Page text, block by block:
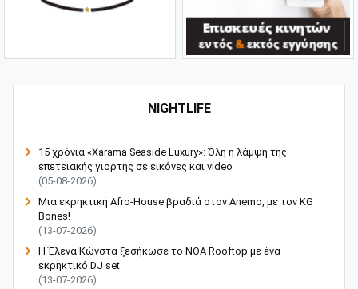
NIGHTLIFE
15 χρόνια «Xarama Seaside Luxury»: Όλη η λάμψη της
επετειακής γιορτής σε εικόνες και video
(05-08-2026)
Μια εκρηκτική Afro-House βραδιά στον Anemo, με τον KG
Bones!
(13-07-2026)
Η Έλενα Κώνστα ξεσήκωσε το NOA Rooftop με ένα
εκρηκτικό DJ set
(13-07-2026)